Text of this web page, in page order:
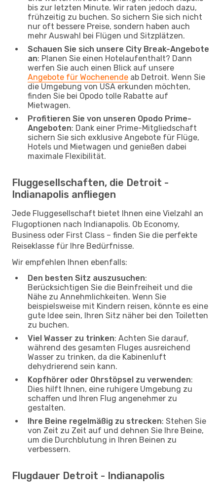
bis zur letzten Minute. Wir raten jedoch dazu,
frühzeitig zu buchen. So sichern Sie sich nicht
nur oft bessere Preise, sondern haben auch
mehr Auswahl bei Flügen und Sitzplätzen.
Schauen Sie sich unsere City Break-Angebote
an: Planen Sie einen Hotelaufenthalt? Dann
werfen Sie auch einen Blick auf unsere
Angebote für Wochenende ab Detroit. Wenn Sie
die Umgebung von USA erkunden möchten,
finden Sie bei Opodo tolle Rabatte auf
Mietwagen.
Profitieren Sie von unseren Opodo Prime-
Angeboten: Dank einer Prime-Mitgliedschaft
sichern Sie sich exklusive Angebote für Flüge,
Hotels und Mietwagen und genießen dabei
maximale Flexibilität.
Fluggesellschaften, die Detroit -
Indianapolis anfliegen
Jede Fluggesellschaft bietet Ihnen eine Vielzahl an
Flugoptionen nach Indianapolis. Ob Economy,
Business oder First Class – finden Sie die perfekte
Reiseklasse für Ihre Bedürfnisse.
Wir empfehlen Ihnen ebenfalls:
Den besten Sitz auszusuchen:
Berücksichtigen Sie die Beinfreiheit und die
Nähe zu Annehmlichkeiten. Wenn Sie
beispielsweise mit Kindern reisen, könnte es eine
gute Idee sein, Ihren Sitz näher bei den Toiletten
zu buchen.
Viel Wasser zu trinken: Achten Sie darauf,
während des gesamten Fluges ausreichend
Wasser zu trinken, da die Kabinenluft
dehydrierend sein kann.
Kopfhörer oder Ohrstöpsel zu verwenden:
Dies hilft Ihnen, eine ruhigere Umgebung zu
schaffen und Ihren Flug angenehmer zu
gestalten.
Ihre Beine regelmäßig zu strecken: Stehen Sie
von Zeit zu Zeit auf und dehnen Sie Ihre Beine,
um die Durchblutung in Ihren Beinen zu
verbessern.
Flugdauer Detroit - Indianapolis